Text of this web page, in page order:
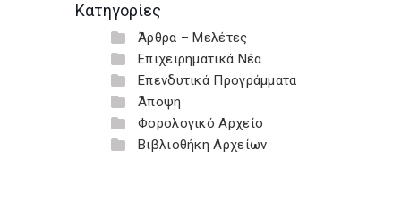
Κατηγορίες
Άρθρα – Μελέτες
Επιχειρηματικά Νέα
Επενδυτικά Προγράμματα
Άποψη
Φορολογικό Αρχείο
Βιβλιοθήκη Αρχείων